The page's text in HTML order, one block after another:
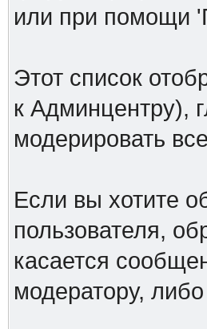
или при помощи
Этот список
к Админцентру),
модерировать
Если вы хотите
пользователя,
касается
модератору,